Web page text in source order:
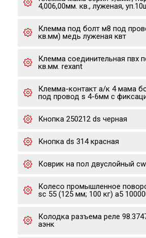
4,006,00мм. кв., луженая,
Клемма под болт м8 под
кв.мм) медь луженая квт
Клемма соединительная пвх
кв.мм. rexant
Клемма-контакт а/к 4 мама
под провод s 4-6мм с
Кнопка 250212 ds черная
Кнопка ds 314 красная
Коврик на пол двуслойный
Колесо промышленное
sc 55 (125 мм; 100 кг) а5
Колодка разъема реле
аэнк